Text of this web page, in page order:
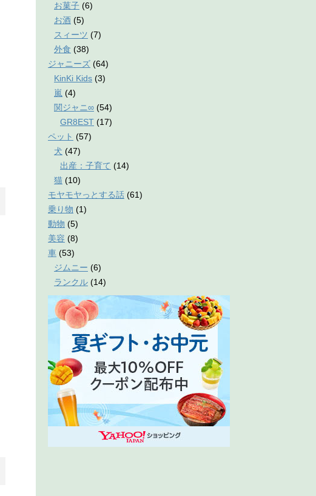
お菓子 (6)
お酒 (5)
スィーツ (7)
外食 (38)
ジャニーズ (64)
KinKi Kids (3)
嵐 (4)
関ジャニ∞ (54)
GR8EST (17)
ペット (57)
犬 (47)
出産：子育て (14)
猫 (10)
モヤモヤっとする話 (61)
乗り物 (1)
動物 (5)
美容 (8)
車 (53)
ジムニー (6)
ランクル (14)